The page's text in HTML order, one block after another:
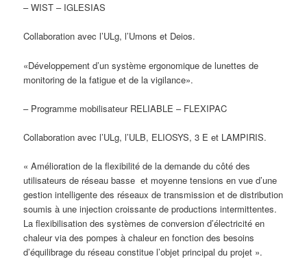
– WIST – IGLESIAS
Collaboration avec l’ULg, l’Umons et Deios.
«Développement d’un système ergonomique de lunettes de
monitoring de la fatigue et de la vigilance».
– Programme mobilisateur RELIABLE – FLEXIPAC
Collaboration avec l’ULg, l’ULB, ELIOSYS, 3 E et LAMPIRIS.
« Amélioration de la flexibilité de la demande du côté des
utilisateurs de réseau basse et moyenne tensions en vue d’une
gestion intelligente des réseaux de transmission et de distribution
soumis à une injection croissante de productions intermittentes.
La flexibilisation des systèmes de conversion d’électricité en
chaleur via des pompes à chaleur en fonction des besoins
d’équilibrage du réseau constitue l’objet principal du projet ».